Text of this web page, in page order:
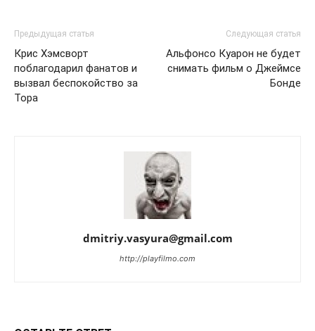
Предыдущая статья
Крис Хэмсворт
поблагодарил фанатов и
вызвал беспокойство за
Тора
Следующая статья
Альфонсо Куарон не будет
снимать фильм о Джеймсе
Бонде
dmitriy.vasyura@gmail.com
http://playfilmo.com